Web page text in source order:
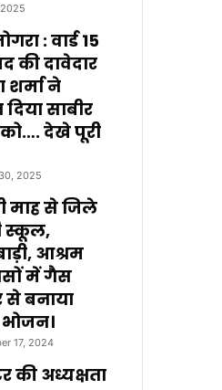
: वार्ड 15
की दावेदार
शर्मा ने
साबीर
देखे पूरी
2025
माह से जिले
स्कूल,
आश्रम
में गैस
से बनाया
17, 2024
की अध्यक्षता